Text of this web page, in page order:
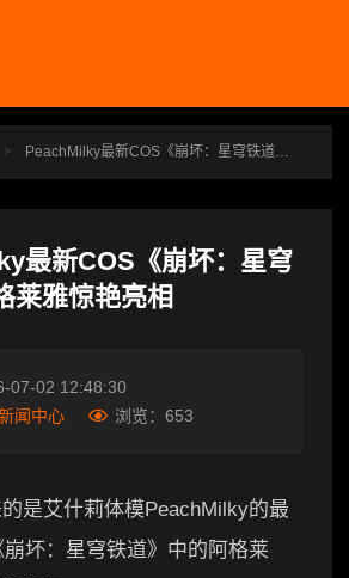
> PeachMilky最新COS《崩坏：星穹铁道》阿格莱雅惊艳亮相
最新COS《崩坏：星穹
莱雅惊艳亮相
07-02 12:48:30
闻中心 浏览： 653
是艾什莉体模PeachMilky的最
坏：星穹铁道》中的阿格莱